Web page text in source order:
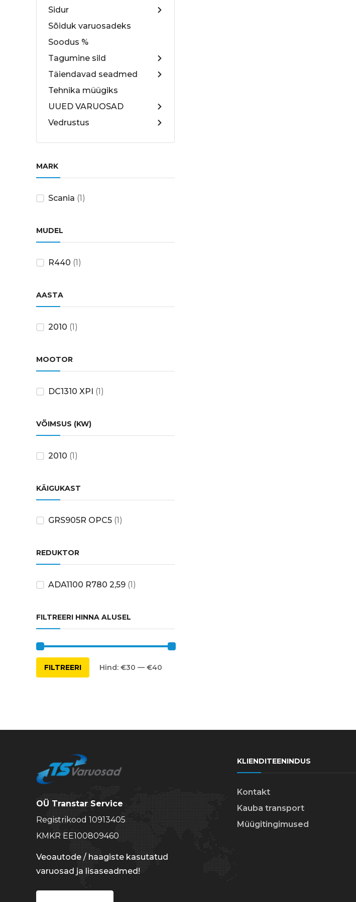
Sidur
Sõiduk varuosadeks
Soodus %
Tagumine sild
Täiendavad seadmed
Tehnika müügiks
UUED VARUOSAD
Vedrustus
MARK
Scania (1)
MUDEL
R440 (1)
AASTA
2010 (1)
MOOTOR
DC1310 XPI (1)
VÕIMSUS (KW)
2010 (1)
KÄIGUKAST
GRS905R OPC5 (1)
REDUKTOR
ADA1100 R780 2,59 (1)
FILTREERI HINNA ALUSEL
Minimaalne
hind
Maksimaalne
hind
FILTREERI Hind: €30 — €40
OÜ Transtar Service
Registrikood 10913405
KMKR EE100809460
Veoautode / haagiste kasutatud
varuosad ja lisaseadmed!
KLIENDITEENINDUS
Kontakt
Kauba transport
Müügitingimused